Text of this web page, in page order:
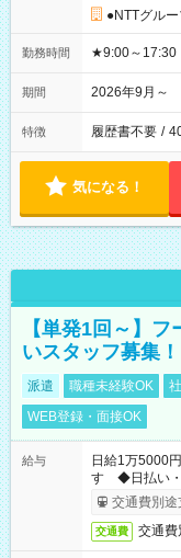
●NTTグル
勤務時間 ★9:00～17:30
期間 2026年9月～
特徴 履歴書不要 /
気になる！
【単発1回～】
いスタッフ募集！
派遣 職種未経験OK
WEB登録・面接OK
給与
日給1万5000
す ◆日払い・
も異なります
交通費別途
交通費 交通費